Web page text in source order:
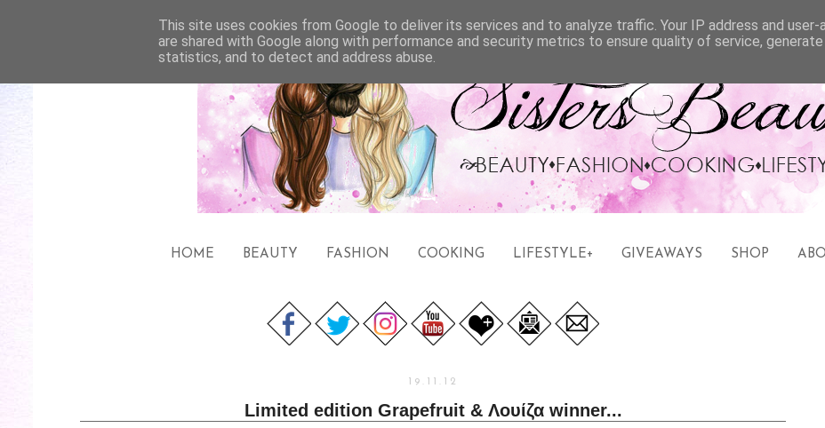
HOME BEAUTY FASHION COOKING LIFESTYLE+ GIVEAWAYS SHOP
19.11.12
Limited edition Grapefruit & Λουίζα winner...
This site uses cookies from Google to deliver its services and to analyze traffic. Your IP address and user-
are shared with Google along with performance and security metrics to ensure quality of service, generate
statistics, and to detect and address abuse.